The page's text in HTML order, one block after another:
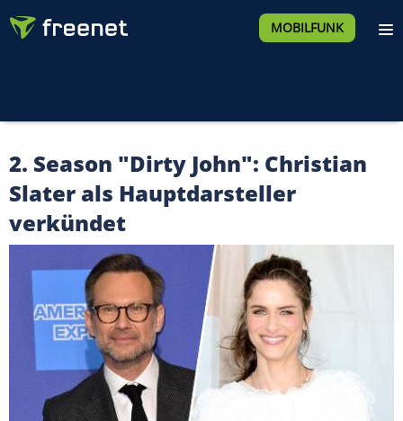
MOBILFUNK
2. Season "Dirty John": Christian
Slater als Hauptdarsteller
verkündet